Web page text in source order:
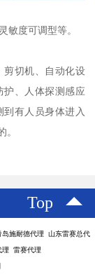
敏度可调型等。
剪切机、自动化设
护、人体探测感应
有人员身体进入
。
Top
施耐德代理 山东雷赛总代
理 雷赛代理